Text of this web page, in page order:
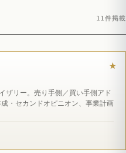
11件掲載
ザリー。売り手側／買い手側アド
・セカンドオピニオン、事業計画